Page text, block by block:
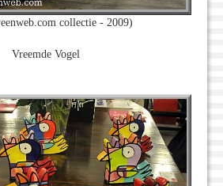
collectie - 2009)
Vreemde Vogel